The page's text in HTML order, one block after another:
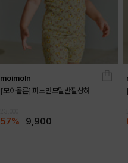
moimoln
[모이몰른] 파노면모달반팔상하
57% 9,900